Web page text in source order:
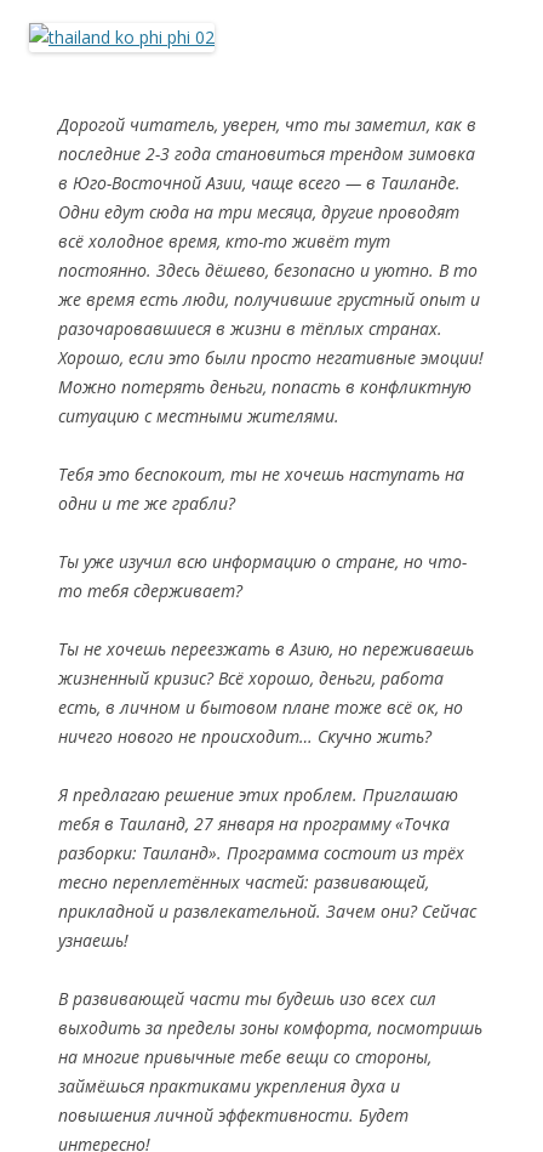
Дорогой читатель, уверен, что ты заметил, как в
последние 2-3 года становиться трендом зимовка
в Юго-Восточной Азии, чаще всего — в Таиланде.
Одни едут сюда на три месяца, другие проводят
всё холодное время, кто-то живёт тут
постоянно. Здесь дёшево, безопасно и уютно. В то
же время есть люди, получившие грустный опыт и
разочаровавшиеся в жизни в тёплых странах.
Хорошо, если это были просто негативные эмоции!
Можно потерять деньги, попасть в конфликтную
ситуацию с местными жителями.
Тебя это беспокоит, ты не хочешь наступать на
одни и те же грабли?
Ты уже изучил всю информацию о стране, но что-
то тебя сдерживает?
Ты не хочешь переезжать в Азию, но переживаешь
жизненный кризис? Всё хорошо, деньги, работа
есть, в личном и бытовом плане тоже всё ок, но
ничего нового не происходит… Скучно жить?
Я предлагаю решение этих проблем. Приглашаю
тебя в Таиланд, 27 января на программу «Точка
разборки: Таиланд». Программа состоит из трёх
тесно переплетённых частей: развивающей,
прикладной и развлекательной. Зачем они? Сейчас
узнаешь!
В развивающей части ты будешь изо всех сил
выходить за пределы зоны комфорта, посмотришь
на многие привычные тебе вещи со стороны,
займёшься практиками укрепления духа и
повышения личной эффективности. Будет
интересно!